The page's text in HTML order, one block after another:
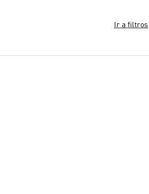
Ir a filtros